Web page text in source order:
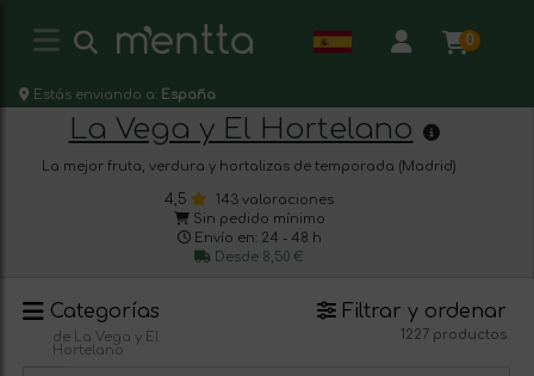
0
Estás enviando a: España
La Vega y El Hortelano
La mejor fruta, verdura y hortalizas de temporada (Madrid)
4,5
143 valoraciones
Sin pedido mínimo
Envío en: 24 - 48 h
Desde 8,50 €
Categorías
de La Vega y El
Hortelano
Filtrar y ordenar
1227 productos